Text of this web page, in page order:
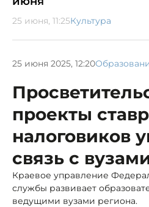
25 июня, 11:25Культура
25 июня 2025, 12:20
проекты
налоговиков
связь с
Краевое управление
службы развивает
ведущими вузами региона.